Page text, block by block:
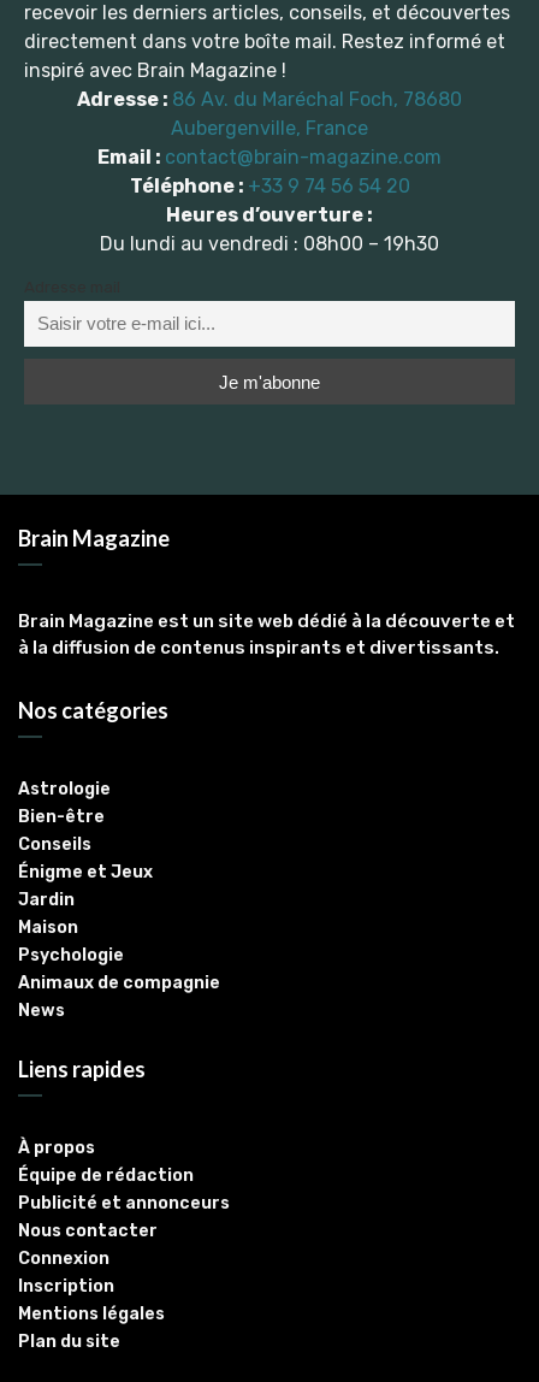
recevoir les derniers articles, conseils, et découvertes
directement dans votre boîte mail. Restez informé et
inspiré avec Brain Magazine !
Adresse : 86 Av. du Maréchal Foch, 78680
Aubergenville, France
Email : contact@brain-magazine.com
Téléphone : +33 9 74 56 54 20
Heures d’ouverture :
Du lundi au vendredi : 08h00 – 19h30
Brain Magazine
Brain Magazine est un site web dédié à la découverte et
à la diffusion de contenus inspirants et divertissants.
Nos catégories
Astrologie
Bien-être
Conseils
Énigme et Jeux
Jardin
Maison
Psychologie
Animaux de compagnie
News
Liens rapides
À propos
Équipe de rédaction
Publicité et annonceurs
Nous contacter
Connexion
Inscription
Mentions légales
Plan du site